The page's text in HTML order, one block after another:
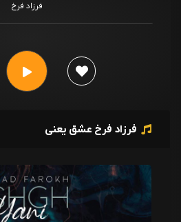
فرزاد فرخ
فرزاد فرخ عشق یعنی